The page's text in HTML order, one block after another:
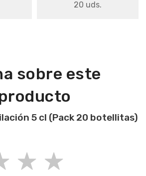
20 uds.
sobre este
5 cl (Pack 20 botellitas)